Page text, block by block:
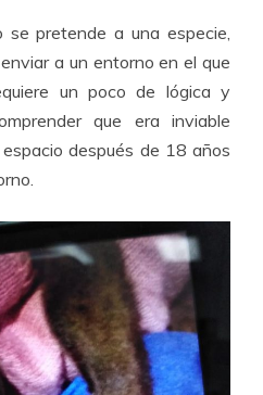
se pretende a una especie,
a un entorno en el que
un poco de lógica y
que era inviable
después de 18 años